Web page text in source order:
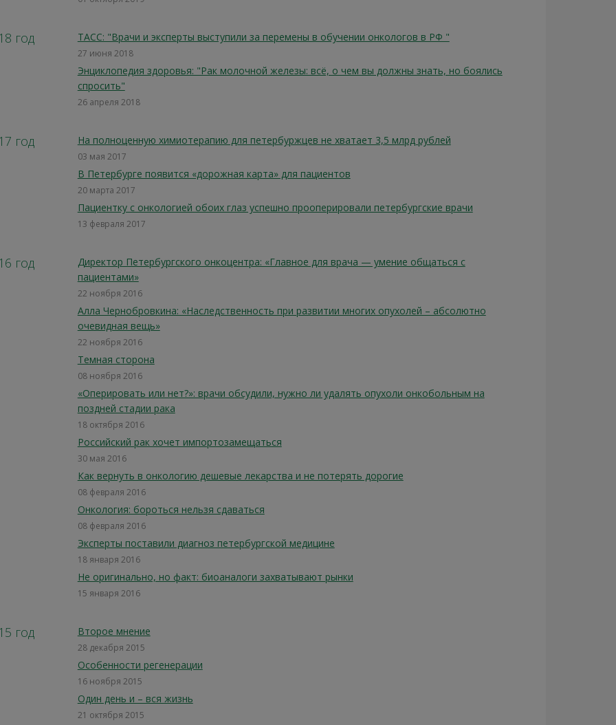
год ТАСС: "Врачи и эксперты выступили за перемены в обучении онкологов в РФ "
27 июня 2018
Энциклопедия здоровья: "Рак молочной железы: всё, о чем вы должны знать, но боялись
спросить"
26 апреля 2018
год На полноценную химиотерапию для петербуржцев не хватает 3,5 млрд рублей
03 мая 2017
В Петербурге появится «дорожная карта» для пациентов
20 марта 2017
Пациентку с онкологией обоих глаз успешно прооперировали петербургские врачи
13 февраля 2017
год
Директор Петербургского онкоцентра: «Главное для врача — умение общаться с
пациентами»
22 ноября 2016
Алла Чернобровкина: «Наследственность при развитии многих опухолей – абсолютно
очевидная вещь»
22 ноября 2016
Темная сторона
08 ноября 2016
«Оперировать или нет?»: врачи обсудили, нужно ли удалять опухоли онкобольным на
поздней стадии рака
18 октября 2016
Российский рак хочет импортозамещаться
30 мая 2016
Как вернуть в онкологию дешевые лекарства и не потерять дорогие
08 февраля 2016
Онкология: бороться нельзя сдаваться
08 февраля 2016
Эксперты поставили диагноз петербургской медицине
18 января 2016
Не оригинально, но факт: биоаналоги захватывают рынки
15 января 2016
год Второе мнение
28 декабря 2015
Особенности регенерации
16 ноября 2015
Один день и – вся жизнь
21 октября 2015